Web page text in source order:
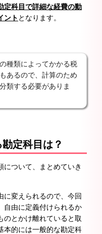
定科目で詳細な経費の動
ント となります。
種類によってかかる税
あるので、計算のため
類する必要がありま
定科目は？
について、まとめていき
に変えられるので、今回
自由に定義付けられるか
のとかけ離れていると取
本的には一般的な勘定科